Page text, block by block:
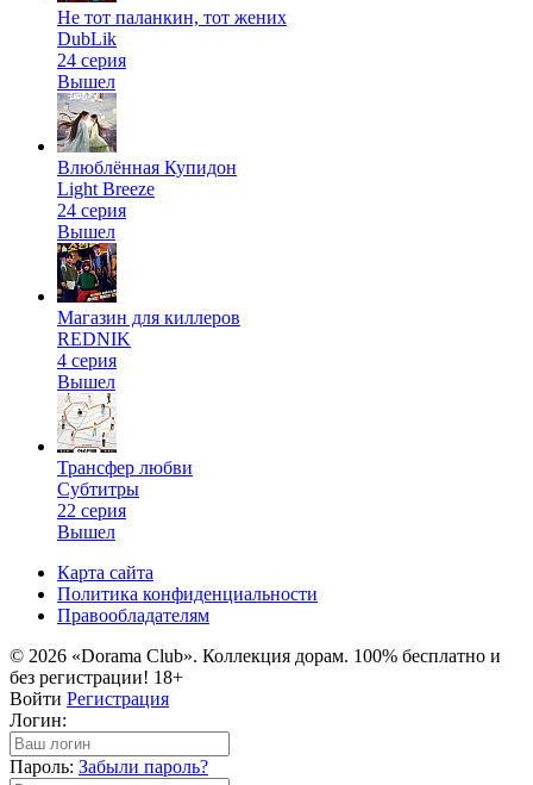
Не тот паланкин, тот жених
DubLik
24 серия
Вышел
Влюблённая Купидон
Light Breeze
24 серия
Вышел
Магазин для киллеров
REDNIK
4 серия
Вышел
Трансфер любви
Субтитры
22 серия
Вышел
Карта сайта
Политика конфиденциальности
Правообладателям
© 2026 «Dorama Club». Коллекция дорам. 100% бесплатно и
без регистрации! 18+
Войти Регистрация
Логин:
Пароль: Забыли пароль?